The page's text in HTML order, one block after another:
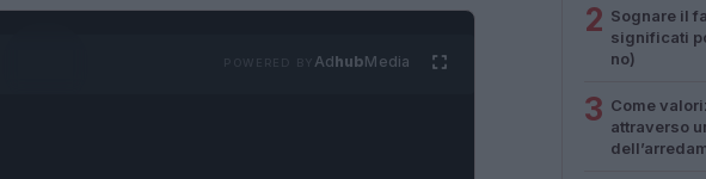
AdhubMedia
2 Sognare il
significati
no)
3 Come
attraverso